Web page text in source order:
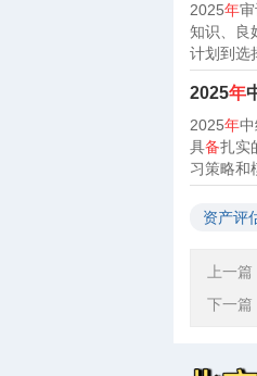
2025年
知识、良
计划到选
2025年
2025年
具备扎实
习策略和
资产评
上一篇
下一篇